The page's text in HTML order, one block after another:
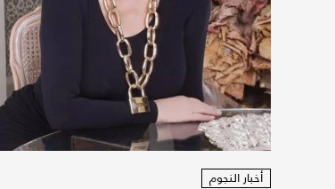
أخبار النجوم